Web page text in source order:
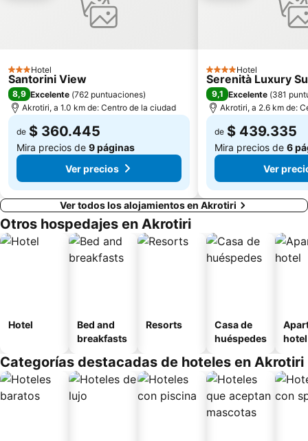
3 Estrellas
Hotel
Santorini View
8,9 Excelente (762 puntuaciones)
Akrotiri, a 1.0 km de: Centro de la ciudad
de $ 360.445
Mira precios de 9 páginas
Ver precios
4 Estrellas
Hotel
Serenità Luxury
9,1 Excelente (381
Akrotiri, a 2.6 km de:
de $ 439.335
Mira precios de 6
Ver
Ver todos los alojamientos en Akrotiri
Otros hospedajes en Akrotiri
Hotel
Bed and
breakfasts
Resorts
Casa de
huéspedes
hotel
Categorías destacadas de hoteles en Akrotiri